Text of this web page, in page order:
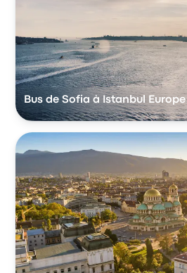
Bus de Sofia à Istanbul Europe